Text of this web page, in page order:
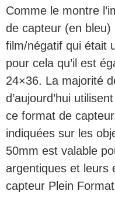
Comme le montre
de capteur (en bleu)
film/négatif qui était
pour cela qu’il est
24×36. La majorité
d’aujourd’hui
ce format de
indiquées sur les
50mm est valable
argentiques et leurs
capteur Plein